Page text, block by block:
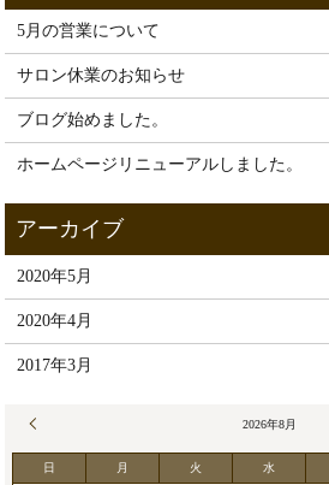
5月の営業について
サロン休業のお知らせ
ブログ始めました。
ホームページリニューアルしました。
2020年5月
2020年4月
2017年3月
2026年8月
日 月 火 水